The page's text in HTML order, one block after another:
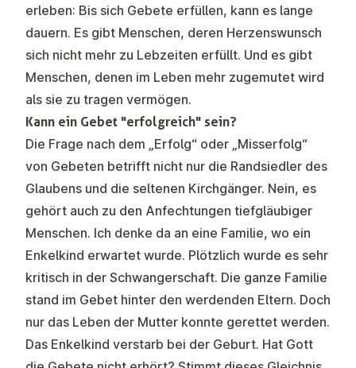
erleben: Bis sich Gebete erfüllen, kann es lange
dauern. Es gibt Menschen, deren Herzenswunsch
sich nicht mehr zu Lebzeiten erfüllt. Und es gibt
Menschen, denen im Leben mehr zugemutet wird
als sie zu tragen vermögen.
Kann ein Gebet "erfolgreich" sein?
Die Frage nach dem „Erfolg“ oder „Misserfolg“
von Gebeten betrifft nicht nur die Randsiedler des
Glaubens und die seltenen Kirchgänger. Nein, es
gehört auch zu den Anfechtungen tiefgläubiger
Menschen. Ich denke da an eine Familie, wo ein
Enkelkind erwartet wurde. Plötzlich wurde es sehr
kritisch in der Schwangerschaft. Die ganze Familie
stand im Gebet hinter den werdenden Eltern. Doch
nur das Leben der Mutter konnte gerettet werden.
Das Enkelkind verstarb bei der Geburt. Hat Gott